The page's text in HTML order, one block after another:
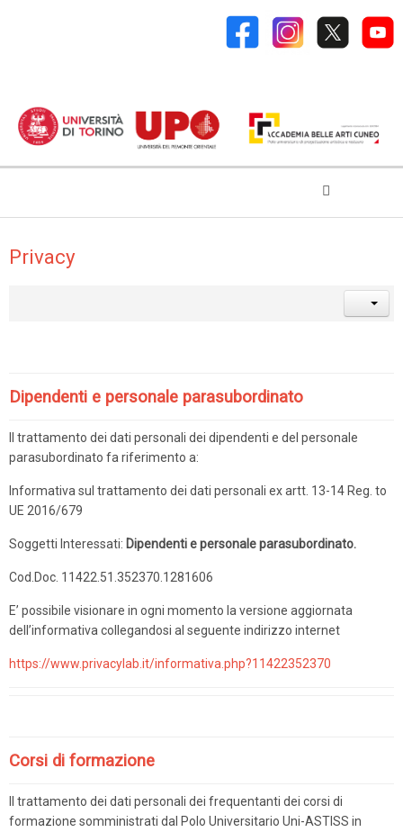
Privacy
Dipendenti e personale parasubordinato
Il trattamento dei dati personali dei dipendenti e del personale
parasubordinato fa riferimento a:
Informativa sul trattamento dei dati personali ex artt. 13-14 Reg. to
UE 2016/679
Soggetti Interessati: Dipendenti e personale parasubordinato.
Cod.Doc. 11422.51.352370.1281606
E’ possibile visionare in ogni momento la versione aggiornata
dell’informativa collegandosi al seguente indirizzo internet
https://www.privacylab.it/informativa.php?11422352370
Corsi di formazione
Il trattamento dei dati personali dei frequentanti dei corsi di
formazione somministrati dal Polo Universitario Uni-ASTISS in